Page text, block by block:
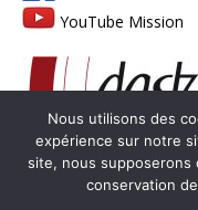
YouTube Mission
Nous utilisons des
expérience sur notre
site, nous supposerons
conservation